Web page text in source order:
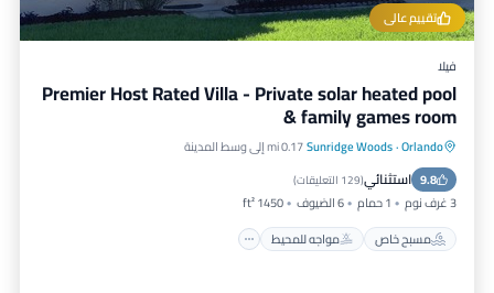
تقييم عالي
فيلا
Premier Host Rated Villa - Private solar heated pool
& family games room
Orlando
·
Sunridge Woods0.17 mi إلى وسط المدينة
9.8 استثنائي(129 التعليقات )
3 غرف نوم 1 حمام 6 الضيوف
1450 ft²
مسبح خاص
مواجه للمحيط
مسبح خاص مواجه للمحيط
مسبح